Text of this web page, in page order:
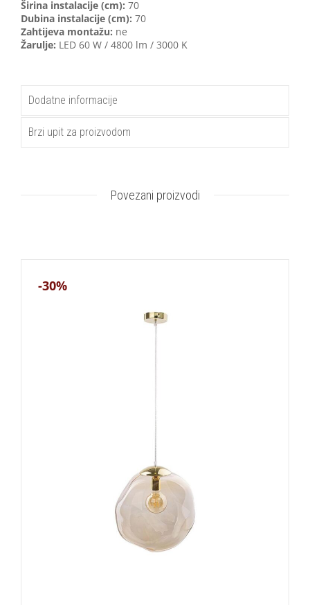
Širina instalacije (cm): 70
Dubina instalacije (cm): 70
Zahtijeva montažu: ne
Žarulje: LED 60 W / 4800 lm / 3000 K
Dodatne informacije
Brzi upit za proizvodom
Povezani proizvodi
-30%